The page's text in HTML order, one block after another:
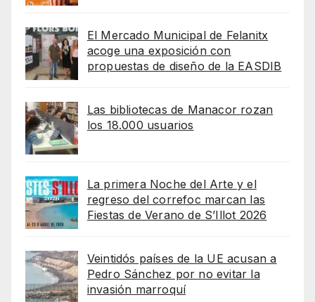
El Mercado Municipal de Felanitx
acoge una exposición con
propuestas de diseño de la EASDIB
Las bibliotecas de Manacor rozan
los 18.000 usuarios
La primera Noche del Arte y el
regreso del correfoc marcan las
Fiestas de Verano de S’Illot 2026
Veintidós países de la UE acusan a
Pedro Sánchez por no evitar la
invasión marroquí